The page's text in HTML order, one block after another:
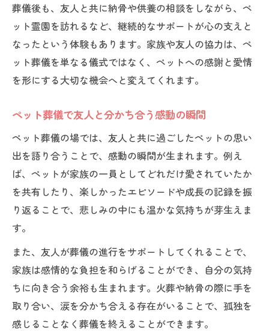
葬儀後も、友人と共に納骨や供養の相談をしながら、ペ
ット霊園を訪れるなど、継続的なサポートが心の支えと
なったという体験もあります。家族や友人の協力は、ペ
ット葬儀を単なる儀式ではなく、ペットへの感謝と愛情
を形にする大切な機会へと変えてくれます。
ペット葬儀で友人と分かち合う感動の瞬間
ペット葬儀の場では、友人と共に過ごしたペットの思い
出を語り合うことで、感動の瞬間が生まれます。例え
ば、ペットが家族の一員としてどれだけ愛されていたか
を共有したり、楽しかったエピソードや成長の記録を振
り返ることで、悲しみの中にも温かな気持ちが芽生えま
す。
また、友人が葬儀の進行をサポートしてくれることで、
家族は感情的な負担を和らげることができ、自分の気持
ちに向き合う余裕も生まれます。火葬や納骨の際に手を
取り合い、涙を分かち合える存在がいることで、孤独を
感じることなく葬儀を終えることができます。